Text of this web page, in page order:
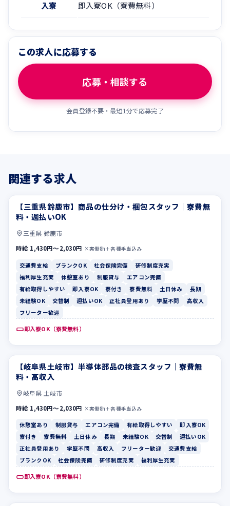
入寮 即入寮OK（寮費無料）
この求人に応募する
応募・相談する
会員登録不要・最短1分で応募完了
関連する求人
交通費支給 ブランクOK
【三重県鈴鹿市】商品の仕分け・梱包スタッフ｜寮費無
料・週払いOK
三重県 鈴鹿市
時給 1,430円〜2,030円 ×実働8h＋各種手当込み
交通費支給 ブランクOK 社会保険完備
研修制度充実
福利厚生充実
休憩室あり 制服貸与
エアコン完備
有給取得しやすい
即入寮OK 寮付き 寮費無料 土日休み
長期
未経験OK
交替制 週払いOK 正社員登用あり 学歴不問
高収入
フリーター歓迎
即入寮OK（寮費無料）
休憩室あり 制服貸与
【岐阜県土岐市】半導体部品の検査スタッフ｜寮費無
料・高収入
岐阜県 土岐市
時給 1,430円〜2,030円 ×実働8h＋各種手当込み
休憩室あり 制服貸与 エアコン完備 有給取得しやすい
即入寮OK
寮付き
寮費無料 土日休み 長期 未経験OK 交替制
週払いOK
正社員登用あり
学歴不問 高収入 フリーター歓迎
交通費支給
ブランクOK
社会保険完備 研修制度充実 福利厚生充実
即入寮OK（寮費無料）